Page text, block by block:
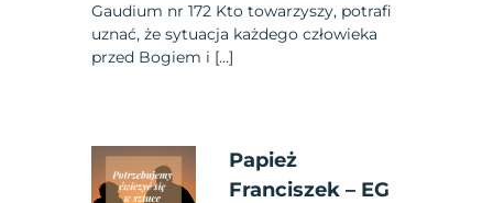
Gaudium nr 172 Kto towarzyszy, potrafi
uznać, że sytuacja każdego człowieka
przed Bogiem i […]
Papież
Franciszek – EG